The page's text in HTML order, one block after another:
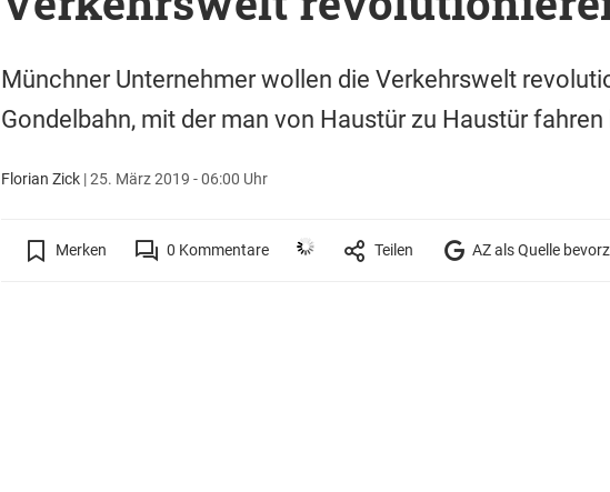
Münchner Unternehmer wollen die Verkehrswelt
Gondelbahn, mit der man von Haustür zu Haustür fahren
Florian Zick|25. März 2019 - 06:00 Uhr
Merken 0 Kommentare Teilen AZ als Quelle